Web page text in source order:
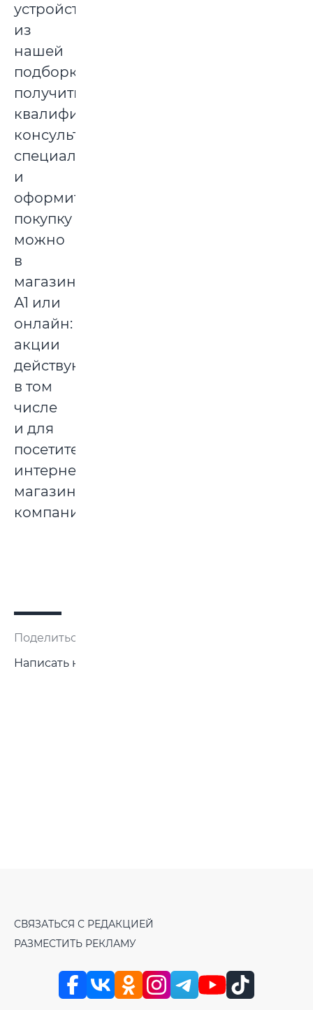
устройств
из
нашей
подборки,
получить
квалифицированную
консультацию
специалистов
и
оформить
покупку
можно
в
магазинах
А1 или
онлайн:
акции
действуют
в том
числе
и для
посетителей
интернет-
магазина
компании.
Поделиться:
Написать нам
СВЯЗАТЬСЯ С РЕДАКЦИЕЙ
РАЗМЕСТИТЬ РЕКЛАМУ